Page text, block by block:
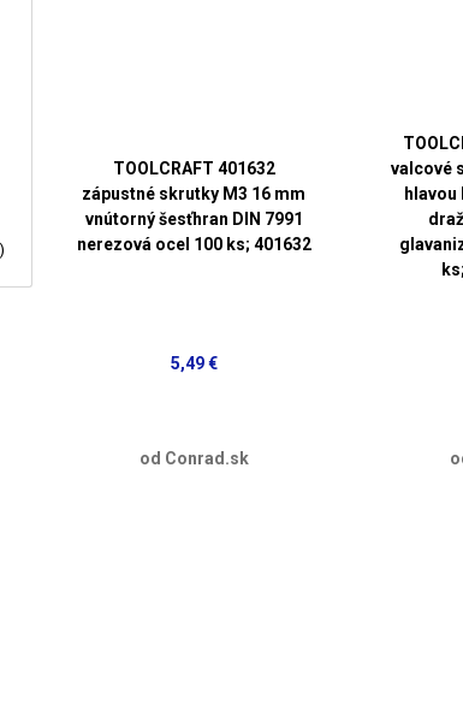
TOOLCRAFT 401632
zápustné skrutky M3 16 mm
vnútorný šesťhran DIN 7991
nerezová ocel 100 ks; 401632
5,49 €
od Conrad.sk
valcové
hlavou